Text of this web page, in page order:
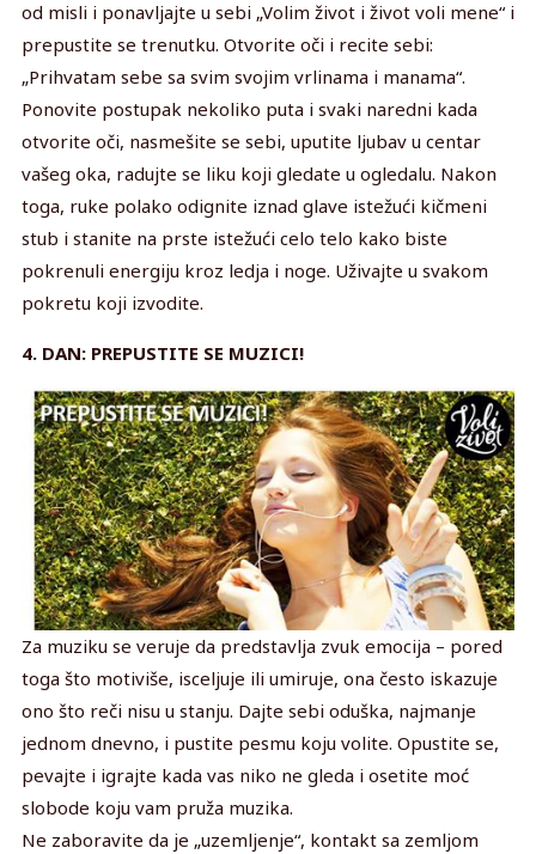
od misli i ponavljajte u sebi „Volim život i život voli mene“ i
prepustite se trenutku. Otvorite oči i recite sebi:
„Prihvatam sebe sa svim svojim vrlinama i manama“.
Ponovite postupak nekoliko puta i svaki naredni kada
otvorite oči, nasmešite se sebi, uputite ljubav u centar
vašeg oka, radujte se liku koji gledate u ogledalu. Nakon
toga, ruke polako odignite iznad glave istežući kičmeni
stub i stanite na prste istežući celo telo kako biste
pokrenuli energiju kroz ledja i noge. Uživajte u svakom
pokretu koji izvodite.
4. DAN: PREPUSTITE SE MUZICI!
Za muziku se veruje da predstavlja zvuk emocija – pored
toga što motiviše, isceljuje ili umiruje, ona često iskazuje
ono što reči nisu u stanju. Dajte sebi oduška, najmanje
jednom dnevno, i pustite pesmu koju volite. Opustite se,
pevajte i igrajte kada vas niko ne gleda i osetite moć
slobode koju vam pruža muzika.
Ne zaboravite da je „uzemljenje“, kontakt sa zemljom